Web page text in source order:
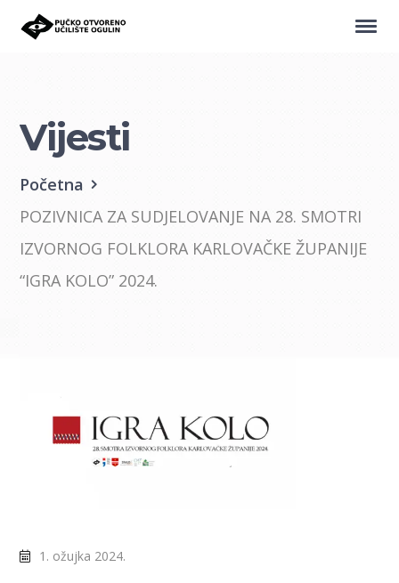
Vijesti
Početna
POZIVNICA ZA SUDJELOVANJE NA 28. SMOTRI
IZVORNOG FOLKLORA KARLOVAČKE ŽUPANIJE
“IGRA KOLO” 2024.
1. ožujka 2024.